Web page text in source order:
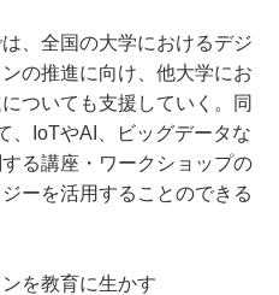
、全国の大学におけるデジ
の推進に向け、他大学にお
ついても支援していく。同
、IoTやAI、ビッグデータな
る講座・ワークショップの
ーを活用することのできる
を教育に生かす